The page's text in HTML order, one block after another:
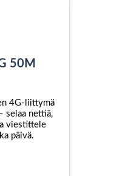
50M
4G-liittymä
selaa nettiä,
viestittele
päivä.